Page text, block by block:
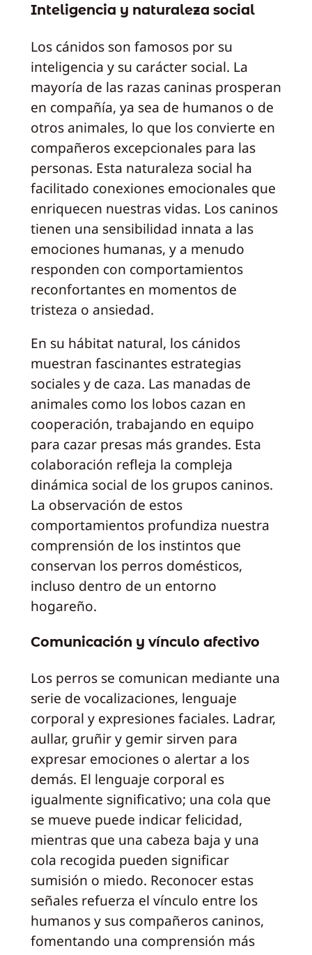
Inteligencia y naturaleza social
Los cánidos son famosos por su
inteligencia y su carácter social. La
mayoría de las razas caninas prosperan
en compañía, ya sea de humanos o de
otros animales, lo que los convierte en
compañeros excepcionales para las
personas. Esta naturaleza social ha
facilitado conexiones emocionales que
enriquecen nuestras vidas. Los caninos
tienen una sensibilidad innata a las
emociones humanas, y a menudo
responden con comportamientos
reconfortantes en momentos de
tristeza o ansiedad.
En su hábitat natural, los cánidos
muestran fascinantes estrategias
sociales y de caza. Las manadas de
animales como los lobos cazan en
cooperación, trabajando en equipo
para cazar presas más grandes. Esta
colaboración refleja la compleja
dinámica social de los grupos caninos.
La observación de estos
comportamientos profundiza nuestra
comprensión de los instintos que
conservan los perros domésticos,
incluso dentro de un entorno
hogareño.
Comunicación y vínculo afectivo
Los perros se comunican mediante una
serie de vocalizaciones, lenguaje
corporal y expresiones faciales. Ladrar,
aullar, gruñir y gemir sirven para
expresar emociones o alertar a los
demás. El lenguaje corporal es
igualmente significativo; una cola que
se mueve puede indicar felicidad,
mientras que una cabeza baja y una
cola recogida pueden significar
sumisión o miedo. Reconocer estas
señales refuerza el vínculo entre los
humanos y sus compañeros caninos,
fomentando una comprensión más